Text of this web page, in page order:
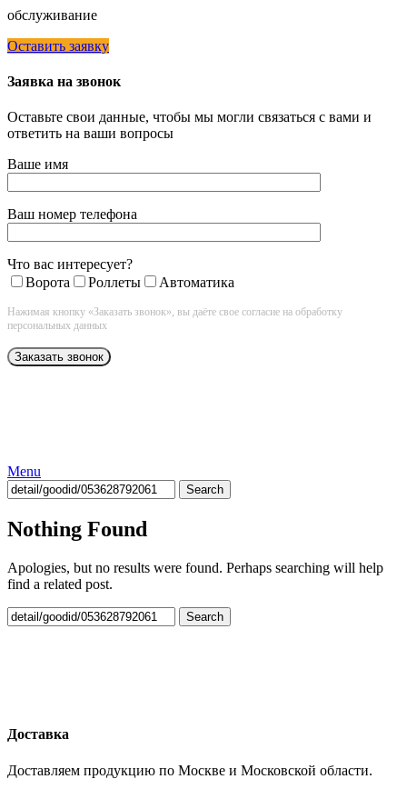
обслуживание
Оставить заявку
Заявка на звонок
Оставьте свои данные, чтобы мы могли связаться с вами и
ответить на ваши вопросы
Ваше имя
Ваш номер телефона
Что вас интересует?
Ворота
Роллеты Автоматика
Нажимая кнопку «Заказать звонок», вы даёте свое согласие на обработку
персональных данных
Menu
Search
Nothing Found
Apologies, but no results were found. Perhaps searching will help
find a related post.
Search
Доставка
Доставляем продукцию по Москве и Московской области.